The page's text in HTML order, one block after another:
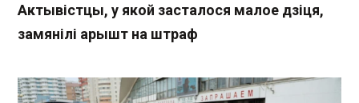
Актывістцы, у якой засталося малое дзіця,
замянілі арышт на штраф